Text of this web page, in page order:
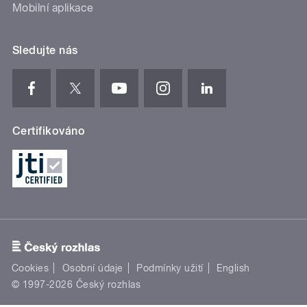
Mobilní aplikace
Sledujte nás
Certifikováno
Cookies Osobní údaje Podmínky užití
English
© 1997-2026 Český rozhlas